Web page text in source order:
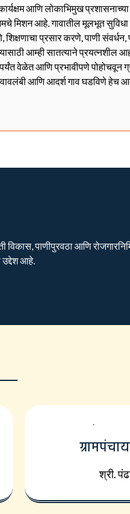
आणि लोकाभिमुख
मिशन आहे. गावातील मूलभूत
शिक्षणाचा प्रसार करणे, पाणी
आम्ही सातत्याने प्रयत्नशील
वेळेत आणि प्रभावीपणे पोहोचवून
आणि आदर्श गाव घडविणे हेच
पाणीपुरवठा आणि
आहे.
श्री.